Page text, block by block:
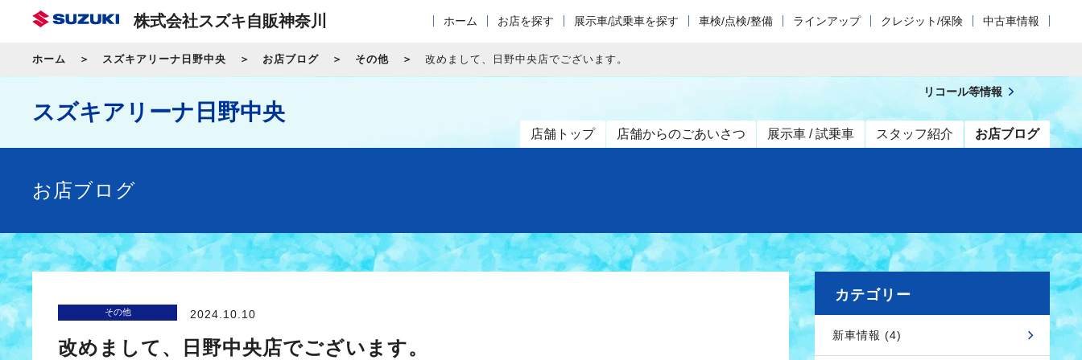
株式会社スズキ自販神奈川 ホーム お店を探す 展示車/試乗車を探す 車検/点検/整備 ラインアップ クレジット/保険 中古車情報
ホーム スズキアリーナ日野中央 お店ブログ その他 改めまして、日野中央店でございます。
スズキアリーナ日野中央
店舗トップ 店舗からのごあいさつ 展示車 / 試乗車 スタッフ紹介 お店ブログ
リコール等情報
お店ブログ
その他 2024.10.10
改めまして、日野中央店でございます。
カテゴリー
新車情報 (4)